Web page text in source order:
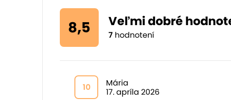
8,5 Veľmi dobré
7 hodnotení
10
Mária
17. apríla 2026